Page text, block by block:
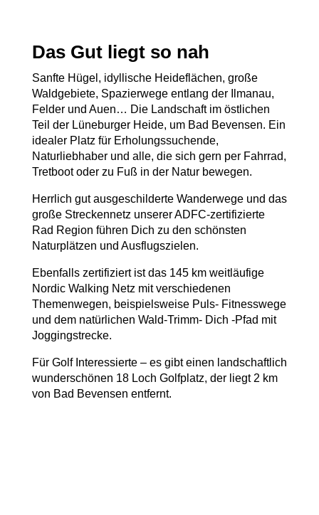
Das Gut liegt so nah
Sanfte Hügel, idyllische Heideflächen, große
Waldgebiete, Spazierwege entlang der Ilmanau,
Felder und Auen… Die Landschaft im östlichen
Teil der Lüneburger Heide, um Bad Bevensen. Ein
idealer Platz für Erholungssuchende,
Naturliebhaber und alle, die sich gern per Fahrrad,
Tretboot oder zu Fuß in der Natur bewegen.
Herrlich gut ausgeschilderte Wanderwege und das
große Streckennetz unserer ADFC-zertifizierte
Rad Region führen Dich zu den schönsten
Naturplätzen und Ausflugszielen.
Ebenfalls zertifiziert ist das 145 km weitläufige
Nordic Walking Netz mit verschiedenen
Themenwegen, beispielsweise Puls- Fitnesswege
und dem natürlichen Wald-Trimm- Dich -Pfad mit
Joggingstrecke.
Für Golf Interessierte – es gibt einen landschaftlich
wunderschönen 18 Loch Golfplatz, der liegt 2 km
von Bad Bevensen entfernt.